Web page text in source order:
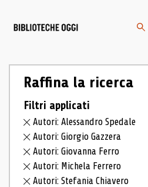
Raffina la ricerca
Filtri applicati
Autori: Alessandro Spedale
Autori: Giorgio Gazzera
Autori: Giovanna Ferro
Autori: Michela Ferrero
Autori: Stefania Chiavero